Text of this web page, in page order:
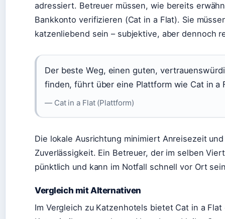
adressiert. Betreuer müssen, wie bereits
Bankkonto verifizieren (Cat in a Flat). Sie
katzenliebend sein – subjektive, aber dennoch
Der beste Weg, einen guten,
finden, führt über eine Plattform wie Cat in a
— Cat in a Flat (Plattform)
Die lokale Ausrichtung minimiert Anreisezeit
Zuverlässigkeit. Ein Betreuer, der im selben
pünktlich und kann im Notfall schnell vor Ort
Vergleich mit Alternativen
Im Vergleich zu Katzenhotels bietet Cat in a